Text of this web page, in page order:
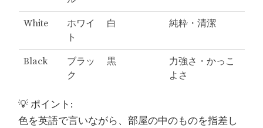
White
ホワイ
ト
白 純粋・清潔
Black
ブラッ
ク
黒
力強さ・かっこ
よさ
💡 ポイント:
色を英語で言いながら、部屋の中のものを指差し